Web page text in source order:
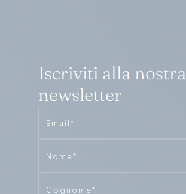
Iscriviti alla nostra
newsletter